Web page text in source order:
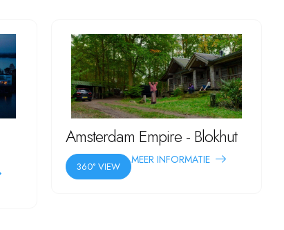
Amsterdam Empire - Blokhut
360° VIEW
MEER INFORMATIE